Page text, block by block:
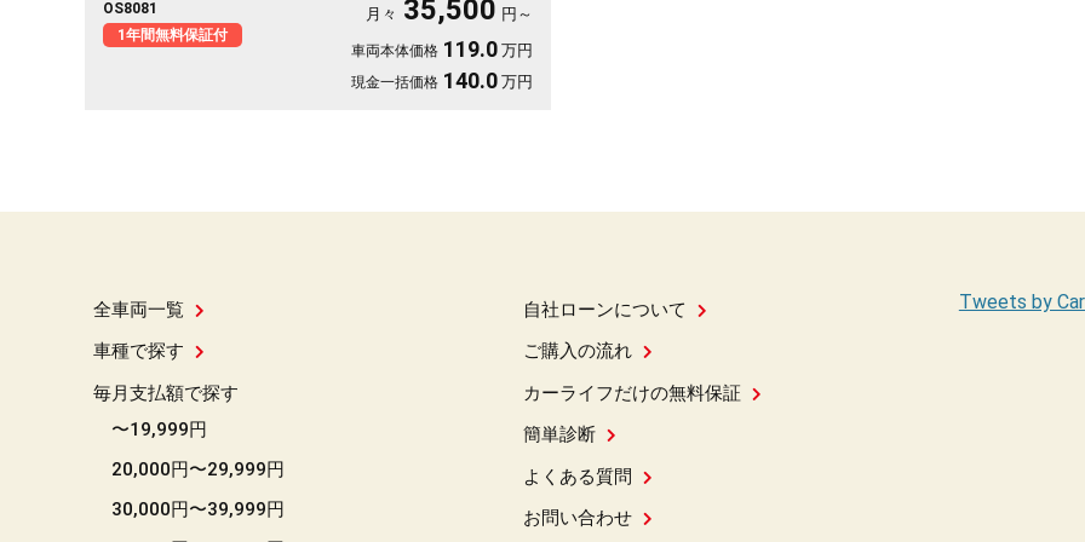
週末の遠出まで大活躍。前後ドラレコで万が一の時も映像がしっ
かり残せて安心。天井のフリップダウンモニターで長距離も退屈
知らず。毎日の相棒にぴったりの一台です🚗✨💺🙌😊《1年保証
OS8081
1年間無料保証付
月々 35,500 円～
車両本体価格 119.0 万円
現金一括価格 140.0 万円
全車両一覧
車種で探す
毎月支払額で探す
〜19,999円
20,000円〜29,999円
30,000円〜39,999円
自社ローンについて
ご購入の流れ
カーライフだけの無料保証
簡単診断
よくある質問
お問い合わせ
Tweets by